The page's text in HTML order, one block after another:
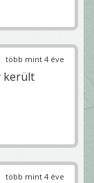
több mint 4 éve
került
több mint 4 éve